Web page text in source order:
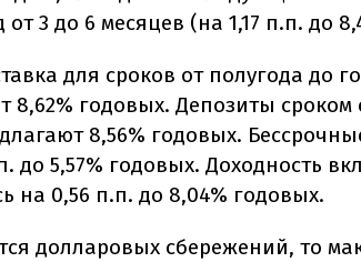
от 3 до 6 месяцев (на 1,17 п.п. до
для сроков от полугода до
8,62% годовых. Депозиты
8,56% годовых.
до 5,57% годовых. Доходность
на 0,56 п.п. до 8,04% годовых.
долларовых сбережений, то